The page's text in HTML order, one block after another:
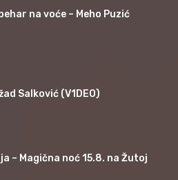
na voće – Meho Puzić
Salković (V1DEO)
– Magična noć 15.8. na Žutoj